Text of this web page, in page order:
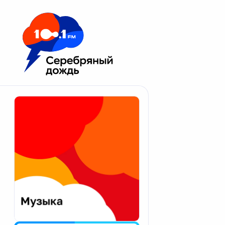
Москва 100.1 FM
Апатиты
Екатеринбург
Калининград
Калуга